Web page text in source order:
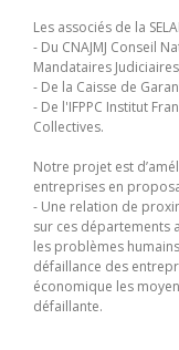
Les associés de la
- Du CNAJMJ Conseil
Mandataires
- De la Caisse de
- De l'IFPPC Institut
Collectives.
Notre projet est
entreprises en
- Une relation de
sur ces départements
les problèmes
défaillance des
économique les
défaillante.